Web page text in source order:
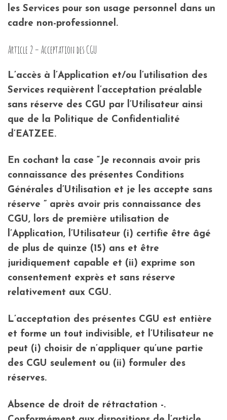
les Services pour son usage personnel dans un
cadre non-professionnel.
Article 2 – Acceptation des CGU
L’accès à l’Application et/ou l’utilisation des
Services requièrent l’acceptation préalable
sans réserve des CGU par l’Utilisateur ainsi
que de la Politique de Confidentialité
d’EATZEE.
En cochant la case “Je reconnais avoir pris
connaissance des présentes Conditions
Générales d’Utilisation et je les accepte sans
réserve ” après avoir pris connaissance des
CGU, lors de première utilisation de
l’Application, l’Utilisateur (i) certifie être âgé
de plus de quinze (15) ans et être
juridiquement capable et (ii) exprime son
consentement exprès et sans réserve
relativement aux CGU.
L’acceptation des présentes CGU est entière
et forme un tout indivisible, et l’Utilisateur ne
peut (i) choisir de n’appliquer qu’une partie
des CGU seulement ou (ii) formuler des
réserves.
Absence de droit de rétractation -.